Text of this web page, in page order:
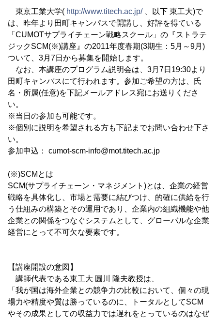
東京工業大学( http://www.titech.ac.jp/、以下 東工大)で
は、昨年より田町キャンパスで開講し、好評を得ている
「CUMOTサプライチェーン戦略スクール」の『ストラテ
ジックSCM(※)講座』の2011年度春期(3期生：5月～9月)
ついて、3月7日から募集を開始します。
なお、本講座のプログラム説明会は、3月7日19:30より
田町キャンパスにて行われます。参加ご希望の方は、氏
名・所属(任意)を下記メールアドレス宛にお送りくださ
い。
※当日の参加も可能です。
※個別に説明を希望される方も下記までお問い合わせ下さ
い。
参加申込： cumot-scm-info@mot.titech.ac.jp
(※)SCMとは
SCM(サプライチェーン・マネジメント)とは、企業の経営
戦略を具体化し、市場と需要に結びつけ、的確に供給を行
う仕組みの構築とその運用であり、企業内の組織機能や他
企業との関係をつなぐシステムとして、グローバルな企業
経営にとって不可欠な要素です。
【講座開設の意図】
講師代表である東工大 圓川 隆夫教授は、
「我が国は海外企業との競争力の比較において、個々の現
場力や精度や質は勝っているのに、トータルとしてSCM
やその成果としての収益力では遅れをとっているのはなぜ